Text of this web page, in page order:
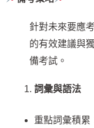
針對未來要應
的有效建議與
備考試。
詞彙與語法
重點詞彙積累